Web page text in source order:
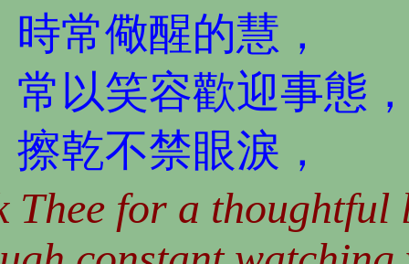
時常儆醒的慧，
常以笑容歡迎事態，
擦乾不禁眼淚，
Thee for a thoughtful